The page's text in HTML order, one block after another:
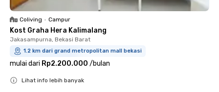
Coliving • Campur
Kost Graha Hera Kalimalang
Jakasampurna, Bekasi Barat
1.2 km dari grand metropolitan mall bekasi
mulai dari Rp2.200.000 /bulan
Lihat info lebih banyak